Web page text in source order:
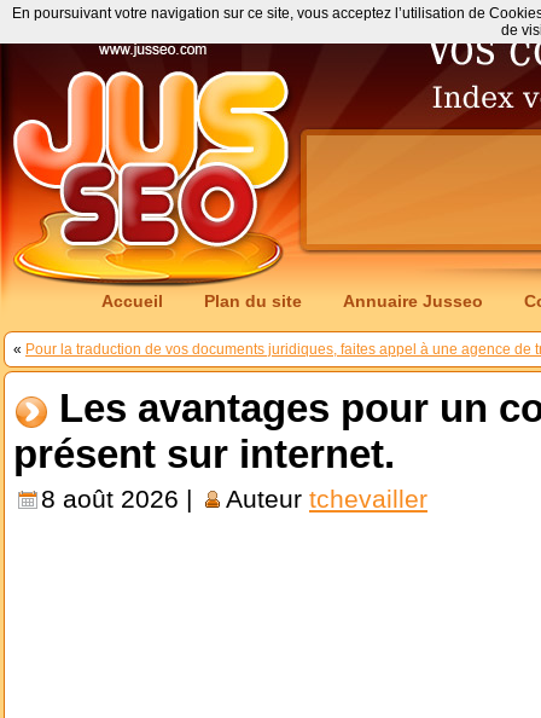
Accueil Plan du site Annuaire Jusseo
« Pour la traduction de vos documents juridiques, faites appel à une agence de
Les avantages pour un
présent sur internet.
8 août 2026 | Auteur tchevailler
En poursuivant votre navigation sur ce site, vous acceptez l’utilisation de
de